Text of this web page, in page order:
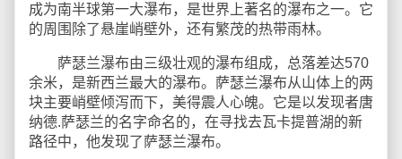
成为南半球第一大瀑布，是世界上著名的瀑布之一。它
的周围除了悬崖峭壁外，还有繁茂的热带雨林。
萨瑟兰瀑布由三级壮观的瀑布组成，总落差达570
余米，是新西兰最大的瀑布。萨瑟兰瀑布从山体上的两
块主要峭壁倾泻而下，美得震人心魄。它是以发现者唐
纳德.萨瑟兰的名字命名的，在寻找去瓦卡提普湖的新
路径中，他发现了萨瑟兰瀑布。